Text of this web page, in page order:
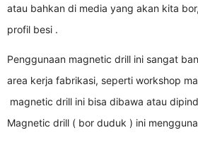
atau bahkan di media yang akan kita
profil besi .
Penggunaan magnetic drill ini sangat
area kerja fabrikasi, seperti workshop
magnetic drill ini bisa dibawa atau
Magnetic drill ( bor duduk ) ini